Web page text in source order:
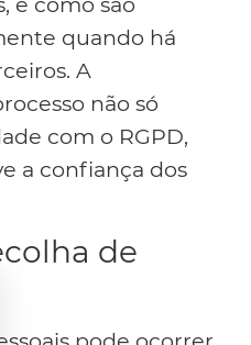
quando há
A
não só
com o RGPD,
a confiança dos
de